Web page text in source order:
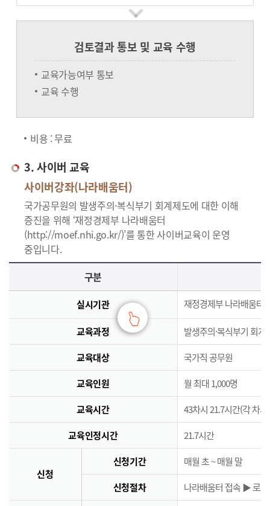
검토결과 통보 및 교육 수행
교육가능여부 통보
교육 수행
비용 : 무료
3. 사이버 교육
사이버강좌(나라배움터)
국가공무원의 발생주의·복식부기 회계제도에 대한 이해
증진을 위해 ‘재정경제부 나라배움터
(http://moef.nhi.go.kr/)’를 통한 사이버교육이 운영
중입니다.
사이버교육의 사이버강좌(나라배움터)에 대한 안내로 실시기관, 교육과정, 대상, 인원, 시간, 인정시간, 신청(기간,절차), 수료(요건,평가,수료증)으로 구분되며 이에 해당하는 내용으로 구성된 표 입니다.
구분
실시기관 재정경제부 나라배움터(
교육과정 발생주의·복식부기 회계
교육대상 국가직 공무원
교육인원 월 최대 1,000명
교육시간 43차시 21.7시간(각 차
교육인정시간 21.7시간
신청
신청기간 매월 초 ~ 매월 말
신청절차 나라배움터 접속 ▶ 로그